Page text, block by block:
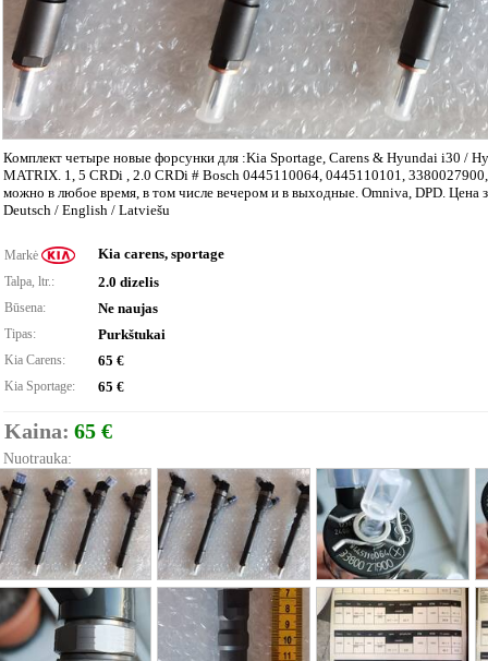
Комплект четыре новые форсунки для :Kia Sportage, Carens & Hyundai i30 /
MATRIX. 1, 5 CRDi , 2.0 CRDi # Bosch 0445110064, 0445110101,
можно в любое время, в том числе вечером и в выходные. Omniva, DPD. Цена
Deutsch / English / Latviešu
Markė Kia carens, sportage
Talpa, ltr.: 2.0 dizelis
Būsena: Ne naujas
Tipas: Purkštukai
Kia Carens: 65 €
Kia Sportage: 65 €
Kaina: 65 €
Nuotrauka: